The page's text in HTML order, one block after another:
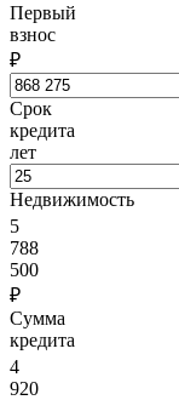
Первый
взнос
₽
Срок
кредита
лет
Недвижимость
5
788
500
₽
Сумма
кредита
4
920